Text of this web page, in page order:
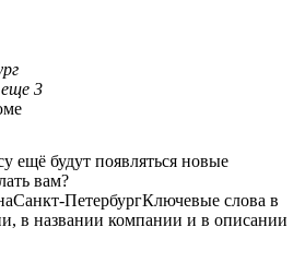
3
ещё будут появляться новые
вам?
Санкт-ПетербургКлючевые слова в
в названии компании и в описании